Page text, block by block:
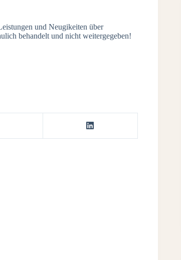
und Neugikeiten über
behandelt und nicht weitergegeben!